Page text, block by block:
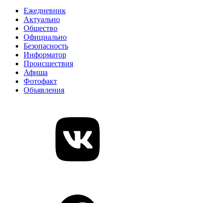
Ежедневник
Актуально
Общество
Официально
Безопасность
Информатор
Происшествия
Афиша
Фотофакт
Объявления